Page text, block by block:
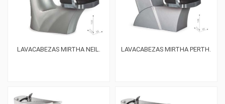
LAVACABEZAS MIRTHA NEIL. LAVACABEZAS MIRTHA PERTH.